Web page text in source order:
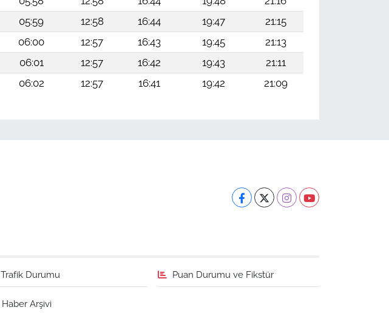
05:59 12:58 16:44 19:47
21:15
06:00 12:57 16:43 19:45
21:13
06:01 12:57 16:42 19:43
21:11
06:02 12:57 16:41 19:42 21:09
Trafik Durumu Puan Durumu ve Fikstür
Haber Arşivi